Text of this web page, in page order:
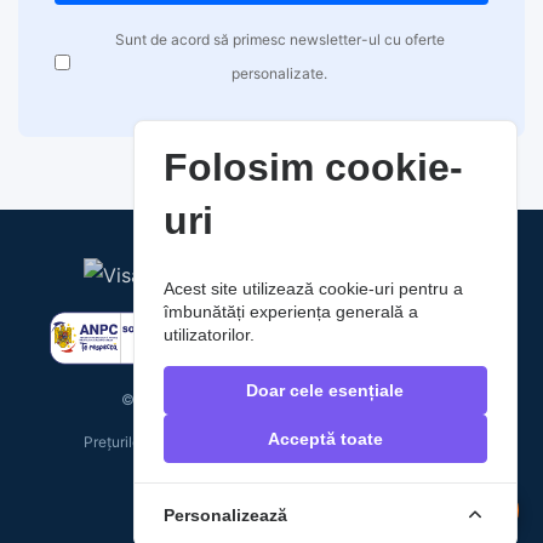
Sunt de acord să primesc newsletter-ul cu oferte
personalizate.
© 2026 RaoAuto. Toate drepturile rezervate.
Prețurile includ TVA. Costurile de livrare nu sunt incluse.
Folosim cookie-
uri
Acest site utilizează cookie-uri pentru a
îmbunătăți experiența generală a
utilizatorilor.
Doar cele esențiale
Acceptă toate
Personalizează